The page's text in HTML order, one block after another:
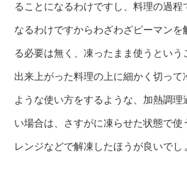
ることになるわけですし、料理の過
なるわけですからわざわざピーマン
る必要は無く、凍ったまま使うという
出来上がった料理の上に細かく切って
ような使い方をするような、加熱調
い場合は、さすがに凍らせた状態で
レンジなどで解凍したほうが良いでし